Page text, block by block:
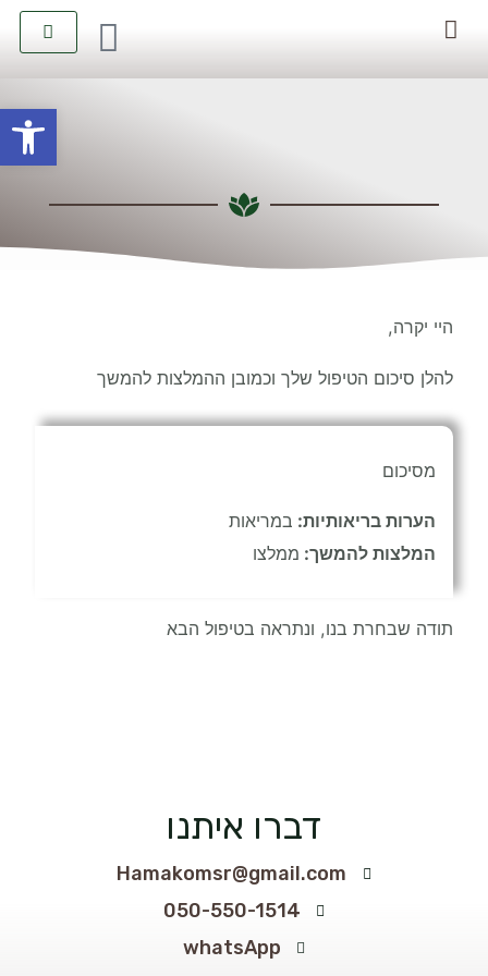
פתח
היי יקרה,
להלן סיכום הטיפול שלך וכמובן ההמלצות להמשך
מסיכום
הערות בריאותיות: במריאות
המלצות להמשך: ממלצו
תודה שבחרת בנו, ונתראה בטיפול הבא
דברו איתנו
Hamakomsr@gmail.com
050-550-1514
whatsApp